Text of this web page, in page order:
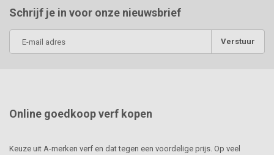
Schrijf je in voor onze nieuwsbrief
Verstuur
Online goedkoop verf kopen
Keuze uit A-merken verf en dat tegen een voordelige prijs. Op veel